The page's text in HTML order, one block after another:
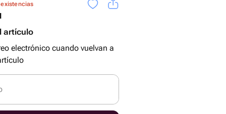
artículo
electrónico cuando vuelvan a